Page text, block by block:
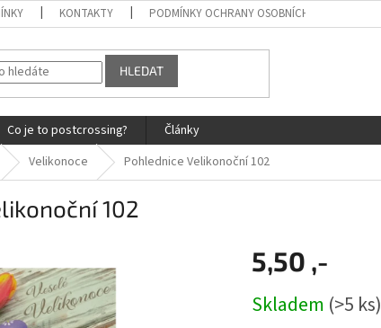
KONTAKTY PODMÍNKY OCHRANY OSOBNÍCH ÚDAJŮ
HLEDAT
Co je to postcrossing?
Články
Velikonoce Pohlednice Velikonoční 102
102
5,50 ,-
cena:
Skladem (>5 ks)